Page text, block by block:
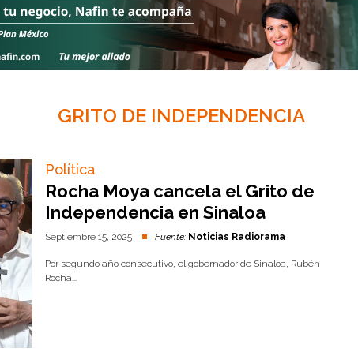
GRITO DE INDEPENDENCIA
Política
Rocha Moya cancela el Grito de
Independencia en Sinaloa
Septiembre 15, 2025 Fuente: Noticias Radiorama
Por segundo año consecutivo, el gobernador de Sinaloa, Rubén
Rocha...